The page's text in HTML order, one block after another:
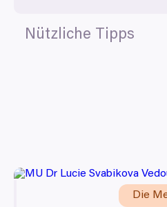
Nützliche Tipps
Die